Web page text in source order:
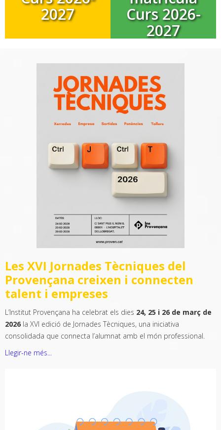
2027
Curs 2026-
2027
Les XVI Jornades Tècniques del
Provençana creixen i connecten
talent i empreses
L’Institut Provençana ha celebrat els dies 24, 25 i 26 de març de
2026 la XVI edició de Jornades Tècniques, una iniciativa
consolidada que connecta l’alumnat amb el món professional.
Llegir-ne més...